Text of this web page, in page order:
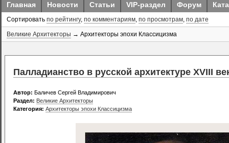
Главная Новости Статьи VIP-раздел Форум
Сортировать по рейтингу, по комментариям, по просмотрам, по дате
Великие Архитекторы → Архитекторы эпохи Классицизма
Палладианство в русской архитектуре XVIII
Автор: Баличев Сергей Владимирович
Раздел: Великие Архитекторы
Категория: Архитекторы эпохи Классицизма